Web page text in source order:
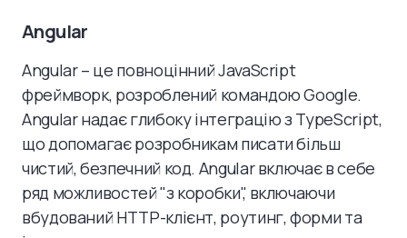
Angular
Angular – це повноцінний JavaScript
фреймворк, розроблений командою Google.
Angular надає глибоку інтеграцію з TypeScript,
що допомагає розробникам писати більш
чистий, безпечний код. Angular включає в себе
ряд можливостей "з коробки", включаючи
вбудований HTTP-клієнт, роутинг, форми та